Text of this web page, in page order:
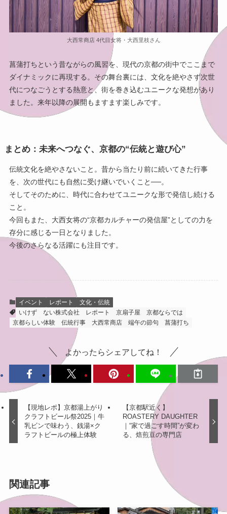
大西常商店 4代目女将・大西里枝さん
菖蒲打ちという昔ながらの風習を、現代の京都の街中でここまで
ダイナミックに再現する。その舞台裏には、文化を絶やさず次世
代につなごうとする熱意と、街を巻き込むユニークな発想があり
ました。来年以降の展開もますます楽しみです。
まとめ：未来へつなぐ、京都の“伝統と遊び心”
伝統文化を絶やさないこと。昔から当たり前に続いてきた行事
を、次の世代にも自然に受け継いでいくこと──。
そしてそのために、時代に合わせてユニークな形で発信し続ける
こと。
今回もまた、大西女将の“京都カルチャーの発信屋”としての力を
存分に感じる一日となりました。
今後のさらなる活躍にも注目です。
イベント レポート
文化・伝統
いけず
ない株式会社 レポート 京扇子屋
京都ならでは
京都らしい体験
伝統行事 大西常商店 端午の節句 菖蒲打ち
よかったらシェアしてね！
【現地レポ】京都湯上がり
クラフトビール祭2025｜牛
乳ビンで味わう、銭湯×ク
ラフトビールの極上体験
【京都駅近く】
ROASTERY DAUGHTER
｜“家で過ごす時間”が変わ
る、焙煎豆の専門店
関連記事